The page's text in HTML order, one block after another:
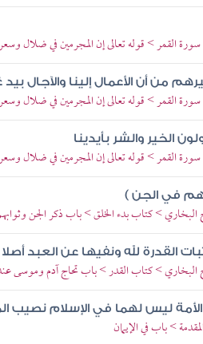
القمر > قوله تعالى إن المجرمين في ضلال
من أن الأعمال إلينا والآجال بيد
القمر > قوله تعالى إن المجرمين في ضلال
الخير والشر بأيدينا
القمر > قوله تعالى إن المجرمين في ضلال
في الجن )
> كتاب بدء الخلق > باب ذكر الجن
القدرة لله ونفيها عن العبد أصلا
> كتاب القدر > باب تحاج آدم وموسى
ليس لهما في الإسلام نصيب
> باب في الإيمان